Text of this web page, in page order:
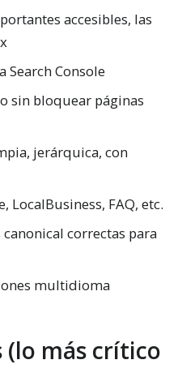
accesibles, las
Search Console
sin bloquear páginas
jerárquica, con
LocalBusiness, FAQ, etc.
canonical correctas para
multidioma
(lo más crítico